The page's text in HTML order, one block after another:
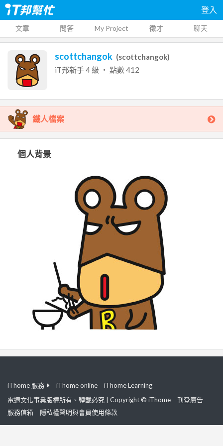
登入
文章 問答 My Project 徵才 聊天
scottchangok (scottchangok)
iT邦新手4 級 ‧ 點數412
鐵人檔案
個人背景
iThome 服務 iThome online
iThome Learning
電週文化事業版權所有、轉載必究 | Copyright © iThome
刊登廣告
服務信箱
隱私權聲明與會員使用條款